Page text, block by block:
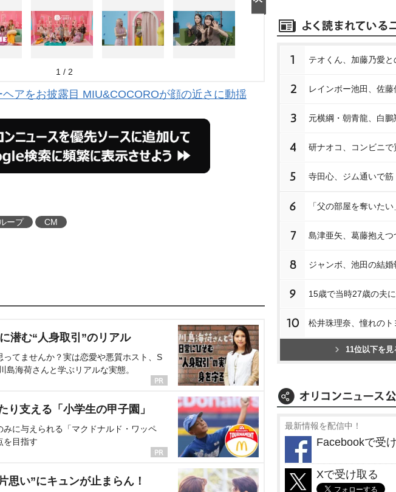
1 / 2
アをお披露目 MIU&COCOROが顔の近さに動揺
ープ CM
潜む“人身取引”のリアル
ってませんか？実は恋愛や悪質ホスト、S
島海荷さんと学ぶリアルな実態。
り支える「小学生の甲子園」
に与えられる「マクドナルド・ワッペ
を目指す
思い”にキュンが止まらん！
1 テオくん、加藤乃愛
2 レインボー池田、佐
3 元横綱・朝青龍、白
4 研ナオコ、コンビニで
5 寺田心、ジム通いで
6 「父の部屋を奪いた
7 島津亜矢、葛藤抱えつ
8 ジャンボ、池田の結婚
9 15歳で当時27歳の夫
10 松井珠理奈、憧れのト
11位以下を見
最新情報を配信中！
Facebookで受
Xで受け取る